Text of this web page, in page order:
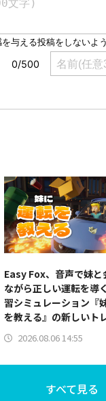
Easy Fox、音声で妹と
ながら正しい運転を導
習シミュレーション『
を教える』の新しいト
を公開2026.08.06 14:55
すべて見る